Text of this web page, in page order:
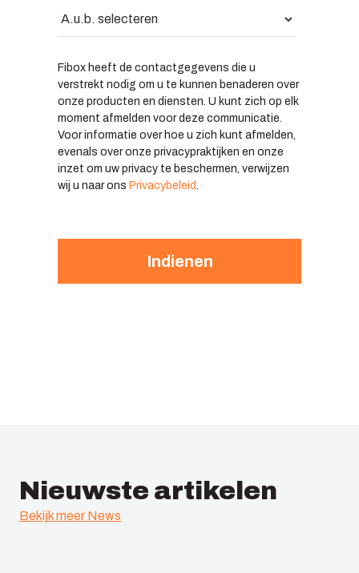
Fibox heeft de contactgegevens die u
verstrekt nodig om u te kunnen benaderen over
onze producten en diensten. U kunt zich op elk
moment afmelden voor deze communicatie.
Voor informatie over hoe u zich kunt afmelden,
evenals over onze privacypraktijken en onze
inzet om uw privacy te beschermen, verwijzen
wij u naar ons Privacybeleid
Nieuwste artikelen
Bekijk meer News